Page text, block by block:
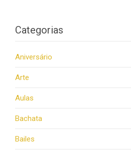
Categorias
Aniversário
Arte
Aulas
Bachata
Bailes